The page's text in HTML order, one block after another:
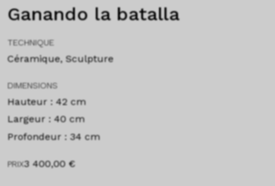
Ganando la batalla
TECHNIQUE
Céramique, Sculpture
DIMENSIONS
Hauteur : 42 cm
Largeur : 40 cm
Profondeur : 34 cm
PRIX3 400,00 €